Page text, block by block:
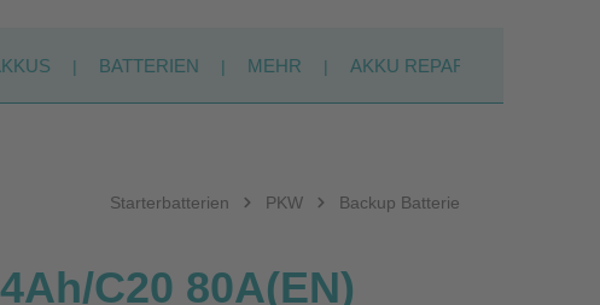
BATTERIEN MEHR AKKU REPARATUR
Starterbatterien PKW Backup Batterie
C20 80A(EN)